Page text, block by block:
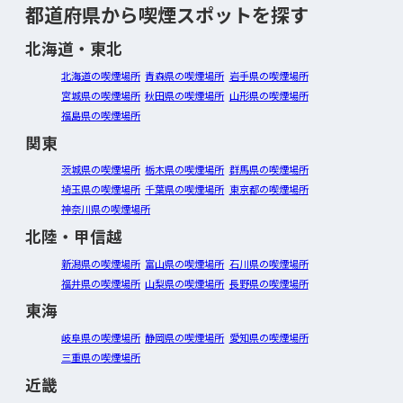
都道府県から喫煙スポットを探す
北海道・東北
北海道の喫煙場所 青森県の喫煙場所 岩手県の喫煙場所
宮城県の喫煙場所 秋田県の喫煙場所 山形県の喫煙場所
福島県の喫煙場所
関東
茨城県の喫煙場所 栃木県の喫煙場所 群馬県の喫煙場所
埼玉県の喫煙場所 千葉県の喫煙場所 東京都の喫煙場所
神奈川県の喫煙場所
北陸・甲信越
新潟県の喫煙場所 富山県の喫煙場所 石川県の喫煙場所
福井県の喫煙場所 山梨県の喫煙場所 長野県の喫煙場所
東海
岐阜県の喫煙場所 静岡県の喫煙場所 愛知県の喫煙場所
三重県の喫煙場所
近畿